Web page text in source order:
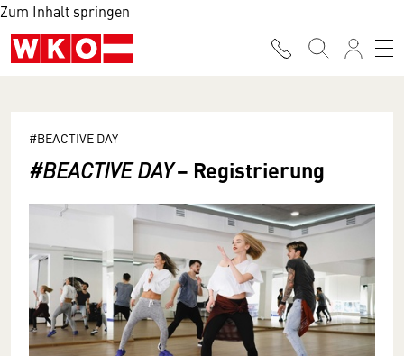
Zum Inhalt springen
#BEACTIVE DAY
#BEACTIVE DAY− Registrierung